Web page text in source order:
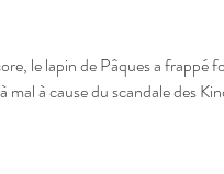
le lapin de Pâques a frappé
mal à cause du scandale des